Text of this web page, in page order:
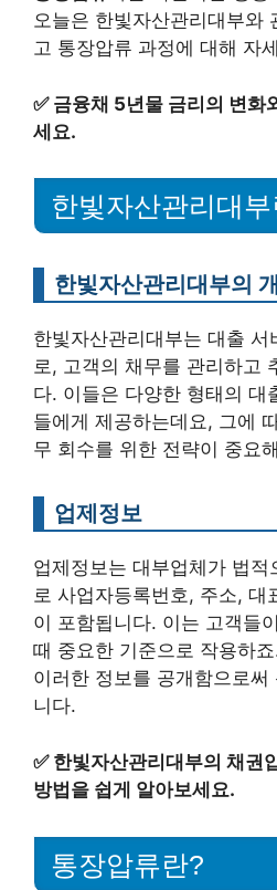
오늘은 한빛자산관리대부와
고 통장압류 과정에 대해 자
✅ 금융채 5년물 금리의 변화
세요.
한빛자산관리대
한빛자산관리대부의
한빛자산관리대부는 대출
로, 고객의 채무를 관리하고
다. 이들은 다양한 형태의 대
들에게 제공하는데요, 그에
무 회수를 위한 전략이 중요
업제정보
업제정보는 대부업체가 법
로 사업자등록번호, 주소, 대
이 포함됩니다. 이는 고객들
때 중요한 기준으로 작용하
이러한 정보를 공개함으로
니다.
✅ 한빛자산관리대부의 채권
방법을 쉽게 알아보세요.
통장압류란?